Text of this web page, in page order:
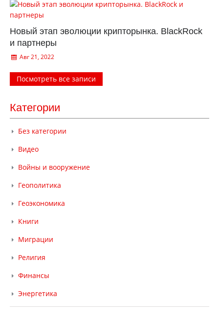
Новый этап эволюции крипторынка. BlackRock
и партнеры
Авг 21, 2022
Посмотреть все записи
Категории
Без категории
Видео
Войны и вооружение
Геополитика
Геоэкономика
Книги
Миграции
Религия
Финансы
Энергетика